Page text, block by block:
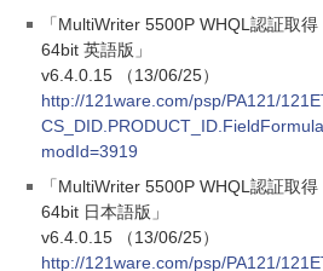
「MultiWriter 5500P WHQL認証取得
64bit 英語版」
v6.4.0.15 （13/06/25）
http://121ware.com/psp/PA121/
modId=3919
「MultiWriter 5500P WHQL認証取得
64bit 日本語版」
v6.4.0.15 （13/06/25）
http://121ware.com/psp/PA121/